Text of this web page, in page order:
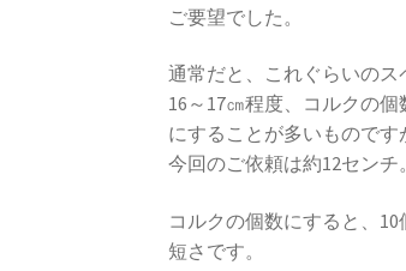
ご要望でした。
通常だと、これぐらいのス
16～17㎝程度、コルクの個
にすることが多いものです
今回のご依頼は約12センチ。
コルクの個数にすると、10
短さです。